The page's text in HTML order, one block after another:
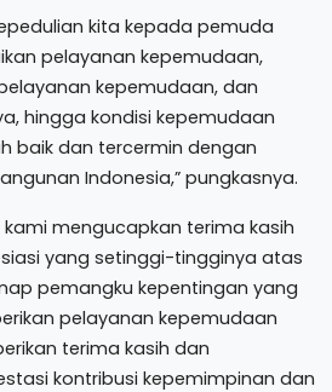
kita kepada pemuda
pelayanan kepemudaan,
kepemudaan, dan
hingga kondisi kepemudaan
baik dan tercermin dengan
Indonesia,” pungkasnya.
kami mengucapkan terima kasih
yang setinggi-tingginya atas
pemangku kepentingan yang
pelayanan kepemudaan
terima kasih dan
kontribusi kepemimpinan dan